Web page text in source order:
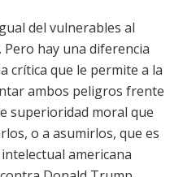
del vulnerables al
hay una diferencia
crítica que le permite a la
ambos peligros frente
superioridad moral que
o a asumirlos, que es
americana